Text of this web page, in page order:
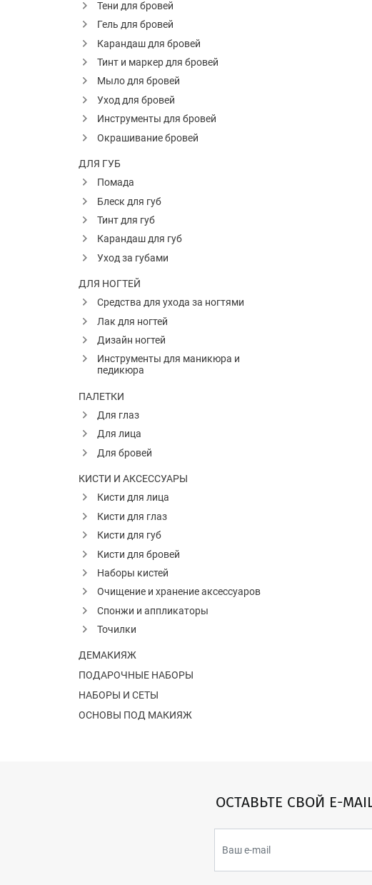
Тени для бровей
Гель для бровей
Карандаш для бровей
Тинт и маркер для бровей
Мыло для бровей
Уход для бровей
Инструменты для бровей
Окрашивание бровей
ДЛЯ ГУБ
Помада
Блеск для губ
Тинт для губ
Карандаш для губ
Уход за губами
ДЛЯ НОГТЕЙ
Средства для ухода за ногтями
Лак для ногтей
Дизайн ногтей
Инструменты для маникюра и
педикюра
ПАЛЕТКИ
Для глаз
Для лица
Для бровей
КИСТИ И АКСЕССУАРЫ
Кисти для лица
Кисти для глаз
Кисти для губ
Кисти для бровей
Наборы кистей
Очищение и хранение аксессуаров
Спонжи и аппликаторы
Точилки
ДЕМАКИЯЖ
ПОДАРОЧНЫЕ НАБОРЫ
НАБОРЫ И СЕТЫ
ОСНОВЫ ПОД МАКИЯЖ
ОСТАВЬТЕ СВОЙ E-